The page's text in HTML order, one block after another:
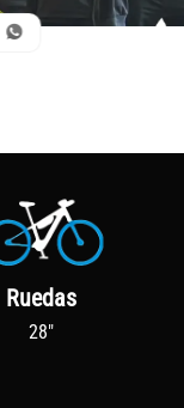
Ruedas
28"